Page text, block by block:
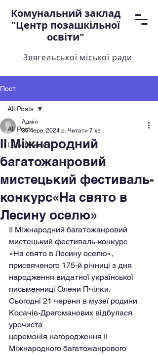
Комунальний заклад
"Центр позашкільної
освіти"
Звягельської міської ради
Пост
All Posts
Latest News
All Posts
ІІ Міжнародний
багатожанровий
мистецький фестиваль-
конкурс«На свято в
Лесину оселю»
Адмін
30 черв. 2024 р. Читати 7 хв
ІІ Міжнародний багатожанровий
мистецький фестиваль-конкурс
«На свято в Лесину оселю»,
присвяченого 175-й річниці з дня
народження видатної української
письменниці Олени Пчілки.
Сьогодні 21 червня в музеї родини
Косачів-Драгоманових відбулася
урочиста
церемонія нагородження ІІ
Міжнародного багатожанрового